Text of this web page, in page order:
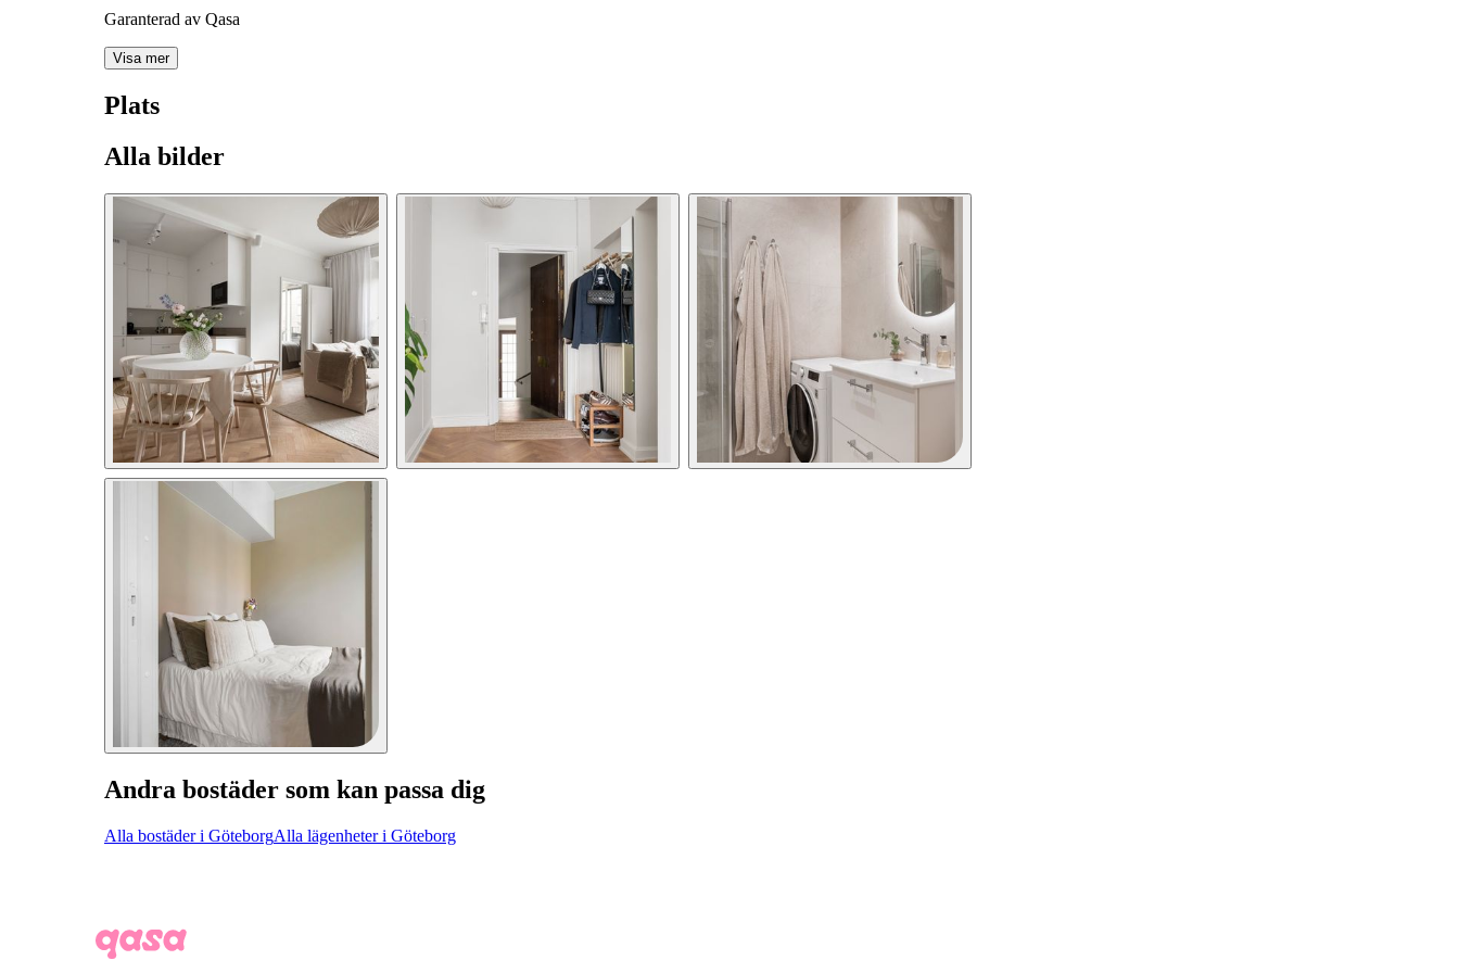
Garanterad av Qasa
Visa mer
Plats
Alla bilder
Andra bostäder som kan passa dig
Alla bostäder i GöteborgAlla lägenheter i Göteborg